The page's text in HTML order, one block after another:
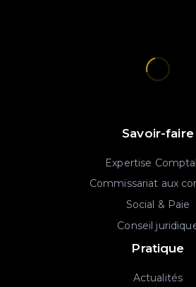
Savoir-faire
Expertise
Commissariat aux
Social & Paie
Conseil
Pratique
Actualités